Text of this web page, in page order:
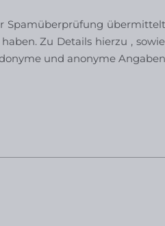
Spamüberprüfung
Zu Details hierzu ,
und anonyme